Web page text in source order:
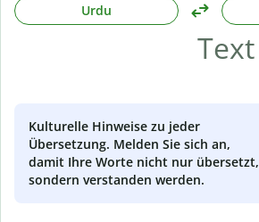
Urdu
Kulturelle Hinweise zu jeder
Übersetzung. Melden Sie sich an,
damit Ihre Worte nicht nur übersetzt,
sondern verstanden werden.